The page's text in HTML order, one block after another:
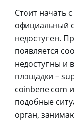
Стоит начать
официальный
недоступен.
появляется
недоступны и
площадки –
coinbene com
подобные
орган,